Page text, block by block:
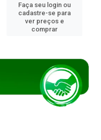
Faça seu login ou
cadastre-se para
ver preços e
comprar